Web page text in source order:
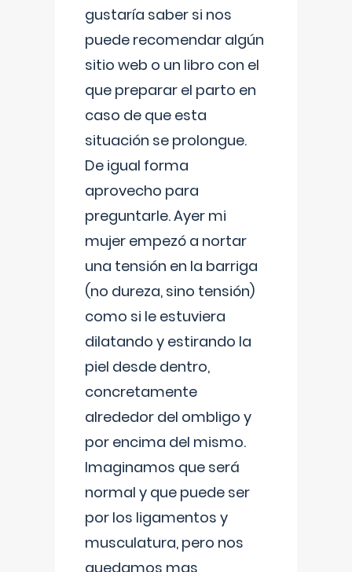
gustaría saber si nos
puede recomendar algún
sitio web o un libro con el
que preparar el parto en
caso de que esta
situación se prolongue.
De igual forma
aprovecho para
preguntarle. Ayer mi
mujer empezó a nortar
una tensión en la barriga
(no dureza, sino tensión)
como si le estuviera
dilatando y estirando la
piel desde dentro,
concretamente
alrededor del ombligo y
por encima del mismo.
Imaginamos que será
normal y que puede ser
por los ligamentos y
musculatura, pero nos
quedamos mas